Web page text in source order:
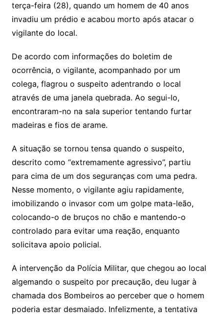
terça-feira (28), quando um homem de 40 anos
invadiu um prédio e acabou morto após atacar o
vigilante do local.
De acordo com informações do boletim de
ocorrência, o vigilante, acompanhado por um
colega, flagrou o suspeito adentrando o local
através de uma janela quebrada. Ao segui-lo,
encontraram-no na sala superior tentando furtar
madeiras e fios de arame.
A situação se tornou tensa quando o suspeito,
descrito como “extremamente agressivo”, partiu
para cima de um dos seguranças com uma pedra.
Nesse momento, o vigilante agiu rapidamente,
imobilizando o invasor com um golpe mata-leão,
colocando-o de bruços no chão e mantendo-o
controlado para evitar uma reação, enquanto
solicitava apoio policial.
A intervenção da Polícia Militar, que chegou ao local
algemando o suspeito por precaução, deu lugar à
chamada dos Bombeiros ao perceber que o homem
poderia estar desmaiado. Infelizmente, a tentativa